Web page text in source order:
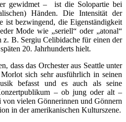
gewidmet – ist die Solopartie bei
Händen. Die Intensität der
ist bezwingend, die Eigenständigkeit
Mode wie „seriell“ oder „atonal“
z. B. Sergiu Celibidache für einen der
20. Jahrhunderts hielt.
dass das Orchester aus Seattle unter
sich sehr ausführlich in seinen
befasst und es auch als seine
– ob jung oder alt –
von vielen Gönnerinnen und Gönnern
in der amerikanischen Kulturszene.